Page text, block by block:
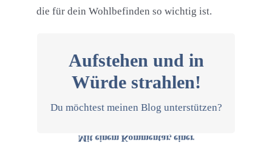
die für dein Wohlbefinden so wichtig ist.
Aufstehen und in
Würde strahlen!
Du möchtest meinen Blog unterstützen?
Mit einem Kommentar, einer
unterstützt du meine Arbeit und
meinen Blog.
Ich danke dir dafür!